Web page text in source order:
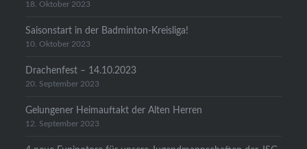
18. Oktober 2023
Saisonstart in der Badminton-Kreisliga!
10. Oktober 2023
Drachenfest – 14.10.2023
20. September 2023
Gelungener Heimauftakt der Alten Herren
12. September 2023